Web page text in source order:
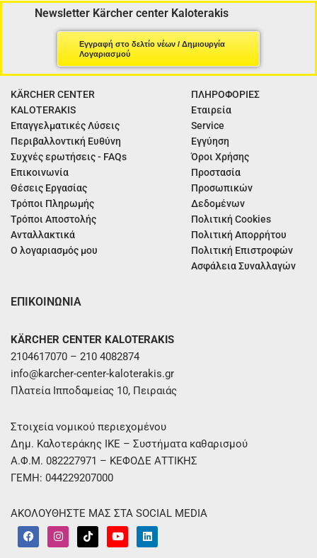
Newsletter Kärcher center Kaloterakis
Εγγραφή στο δελτίο νέων / Δημιουργία
Λογαριασμού
KÄRCHER CENTER
KALOTERAKIS
Επαγγελματικές Λύσεις
Περιβαλλοντική Ευθύνη
Συχνές ερωτήσεις - FAQs
Επικοινωνία
Θέσεις Εργασίας
Τρόποι Πληρωμής
Τρόποι Αποστολής
Ανταλλακτικά
Ο λογαριασμός μου
ΠΛΗΡΟΦΟΡΙΕΣ
Εταιρεία
Service
Εγγύηση
Όροι Χρήσης
Προστασία
Προσωπικών
Δεδομένων
Πολιτική Cookies
Πολιτική Απορρήτου
Πολιτική Επιστροφών
Ασφάλεια Συναλλαγών
ΕΠΙΚΟΙΝΩΝΙΑ
KÄRCHER CENTER KALOTERAKIS
2104617070 – 210 4082874
info@karcher-center-kaloterakis.gr
Πλατεία Ιπποδαμείας 10, Πειραιάς
Στοιχεία νομικού περιεχομένου
Δημ. Καλοτεράκης ΙΚΕ – Συστήματα καθαρισμού
Α.Φ.Μ. 082227971 – ΚΕΦΟΔΕ ΑΤΤΙΚΗΣ
ΓΕΜΗ: 044229207000
ΑΚΟΛΟΥΘΗΣΤΕ ΜΑΣ ΣΤΑ SOCIAL MEDIA
F
a
c
I
n
s
T
i
k
Y
o
u
L
i
n